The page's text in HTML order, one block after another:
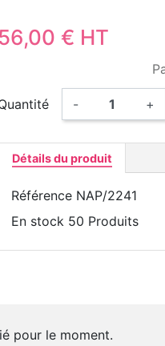
56,00 € HT
- +
Détails du produit
Référence NAP/2241
En stock 50 Produits
pour le moment.